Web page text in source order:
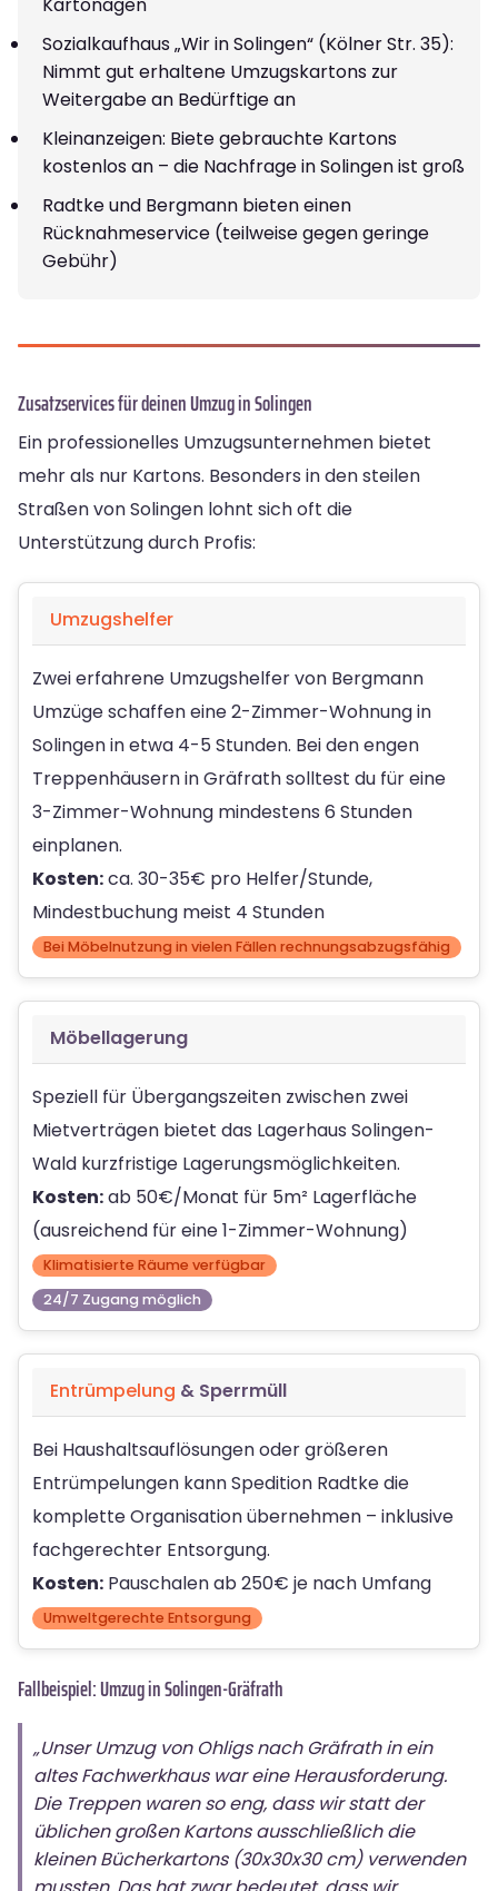
Sozialkaufhaus „Wir in Solingen“ (Kölner Str. 35):
Nimmt gut erhaltene Umzugskartons zur
Weitergabe an Bedürftige an
Kleinanzeigen: Biete gebrauchte Kartons
kostenlos an – die Nachfrage in Solingen ist groß
Radtke und Bergmann bieten einen
Rücknahmeservice (teilweise gegen geringe
Gebühr)
Zusatzservices für deinen Umzug in Solingen
Ein professionelles Umzugsunternehmen bietet
mehr als nur Kartons. Besonders in den steilen
Straßen von Solingen lohnt sich oft die
Unterstützung durch Profis:
Umzugshelfer
Zwei erfahrene Umzugshelfer von Bergmann
Umzüge schaffen eine 2-Zimmer-Wohnung in
Solingen in etwa 4-5 Stunden. Bei den engen
Treppenhäusern in Gräfrath solltest du für eine
3-Zimmer-Wohnung mindestens 6 Stunden
einplanen.
Kosten:ca. 30-35€ pro Helfer/Stunde,
Mindestbuchung meist 4 Stunden
Bei Möbelnutzung in vielen Fällen rechnungsabzugsfähig
Möbellagerung
Speziell für Übergangszeiten zwischen zwei
Mietverträgen bietet das Lagerhaus Solingen-
Wald kurzfristige Lagerungsmöglichkeiten.
Kosten:ab 50€/Monat für 5m² Lagerfläche
(ausreichend für eine 1-Zimmer-Wohnung)
Klimatisierte Räume verfügbar
24/7 Zugang möglich
Entrümpelung & Sperrmüll
Bei Haushaltsauflösungen oder größeren
Entrümpelungen kann Spedition Radtke die
komplette Organisation übernehmen – inklusive
fachgerechter Entsorgung.
Kosten: Pauschalen ab 250€ je nach Umfang
Umweltgerechte Entsorgung
Fallbeispiel: Umzug in Solingen-Gräfrath
„Unser Umzug von Ohligs nach Gräfrath in ein
altes Fachwerkhaus war eine Herausforderung.
Die Treppen waren so eng, dass wir statt der
üblichen großen Kartons ausschließlich die
kleinen Bücherkartons (30x30x30 cm) verwenden